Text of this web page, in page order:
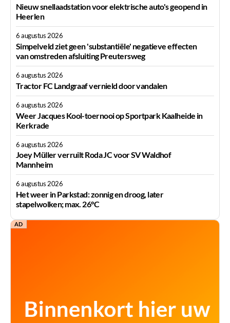
Nieuw snellaadstation voor elektrische auto's geopend in
Heerlen
6 augustus 2026
Simpelveld ziet geen 'substantiële' negatieve effecten
van omstreden afsluiting Preutersweg
6 augustus 2026
Tractor FC Landgraaf vernield door vandalen
6 augustus 2026
Weer Jacques Kool-toernooi op Sportpark Kaalheide in
Kerkrade
6 augustus 2026
Joey Müller verruilt Roda JC voor SV Waldhof
Mannheim
6 augustus 2026
Het weer in Parkstad: zonnig en droog, later
stapelwolken; max. 26°C
AD